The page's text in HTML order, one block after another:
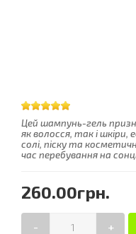
Цей шампунь-гель
як волосся, так і
солі, піску та
час перебування на
260.00грн.
- +